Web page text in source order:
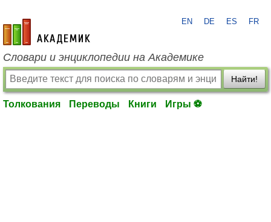
academic.ru
EN DE ES FR
Словари и энциклопедии на Академике
Найти!
Толкования Переводы Книги Игры ⚽